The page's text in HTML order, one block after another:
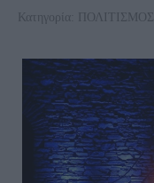
Κατηγορία: ΠΟΛΙΤΙΣΜΟΣ